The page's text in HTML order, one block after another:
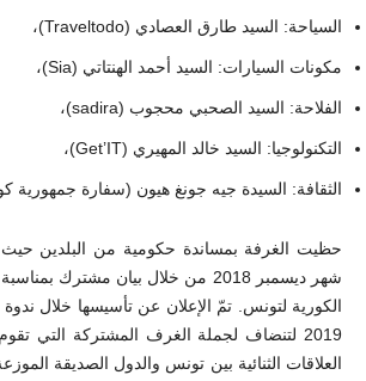
السياحة: السيد طارق العصادي (Traveltodo)،
مكونات السيارات: السيد أحمد الهنتاتي (Sia)،
الفلاحة: السيد الصحبي محجوب (sadira)،
التكنولوجيا: السيد خالد المهيري (Get’IT)،
الثقافة: السيدة جيه جونغ هيون (سفارة جمهورية
حظيت الغرفة بمساندة حكومية من البلدين حيث
شهر ديسمبر 2018 من خلال بيان مشترك
الكورية لتونس. تمّ الإعلان عن تأسيسها خلال
2019 لتنضاف لجملة الغرف المشتركة التي
العلاقات الثنائية بين تونس والدول الصديقة